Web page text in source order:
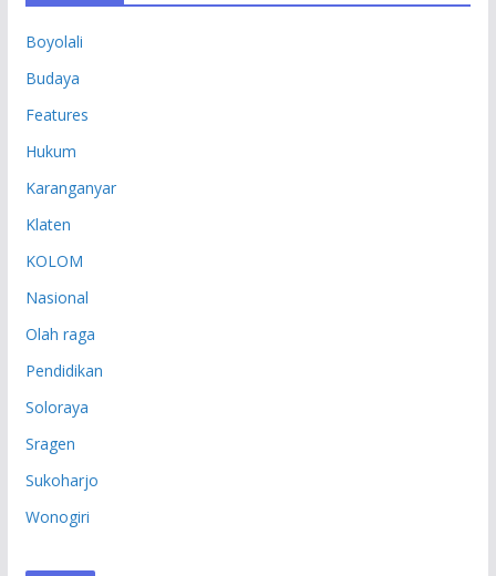
Boyolali
Budaya
Features
Hukum
Karanganyar
Klaten
KOLOM
Nasional
Olah raga
Pendidikan
Soloraya
Sragen
Sukoharjo
Wonogiri